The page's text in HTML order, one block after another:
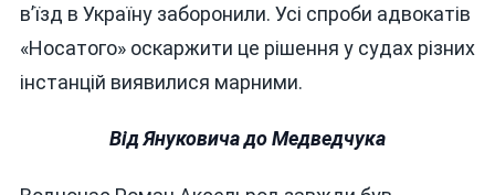
в’їзд в Україну заборонили. Усі спроби адвокатів
«Носатого» оскаржити це рішення у судах різних
інстанцій виявилися марними.
Від Януковича до Медведчука